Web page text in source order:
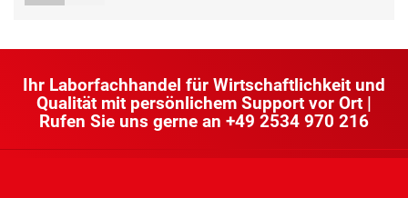
Ihr Laborfachhandel für Wirtschaftlichkeit und
Qualität mit persönlichem Support vor Ort |
Rufen Sie uns gerne an +49 2534 970 216